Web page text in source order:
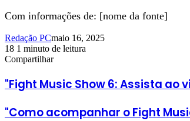
Com informações de: [nome da fonte]
Redação PCmaio 16, 2025
18 1 minuto de leitura
Facebook
X
Linkedin
Pinterest
WhatsApp
Telegram
Compartilhar
"Fight Music Show 6: Assista ao
"Como acompanhar o Fight